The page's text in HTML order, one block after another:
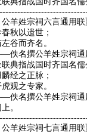
公羊姓宗祠六言通用联
秋以遗世；
谷而齐名。
佚名撰公羊姓宗祠通
联典指战国时齐国名
经之正脉；
观之专家。
佚名撰公羊姓宗祠通
上。
公羊姓宗祠七言通用联